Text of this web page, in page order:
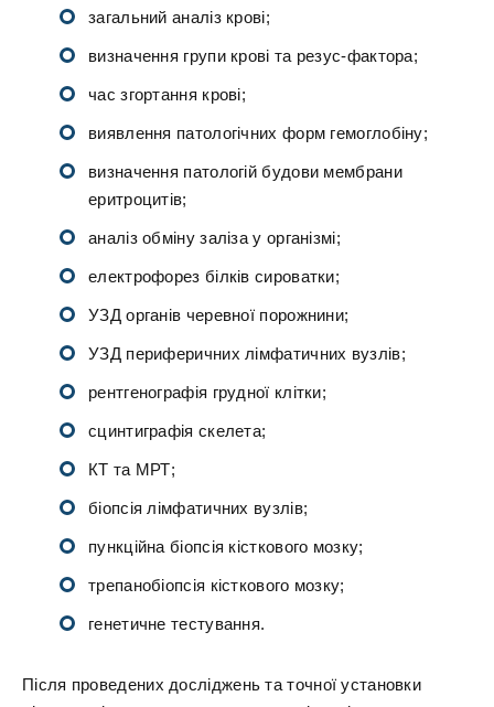
загальний аналіз крові;
визначення групи крові та резус-фактора;
час згортання крові;
виявлення патологічних форм гемоглобіну;
визначення патологій будови мембрани
еритроцитів;
аналіз обміну заліза у організмі;
електрофорез білків сироватки;
УЗД органів черевної порожнини;
УЗД периферичних лімфатичних вузлів;
рентгенографія грудної клітки;
сцинтиграфія скелета;
КТ та МРТ;
біопсія лімфатичних вузлів;
пункційна біопсія кісткового мозку;
трепанобіопсія кісткового мозку;
генетичне тестування.
Після проведених досліджень та точної установки